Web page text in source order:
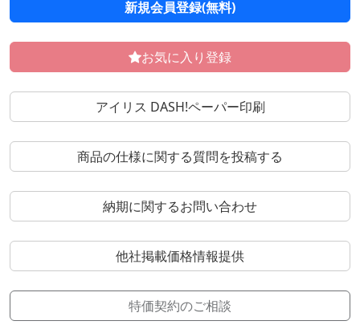
新規会員登録(無料)
お気に入り登録
アイリス DASH!ペーパー印刷
商品の仕様に関する質問を投稿する
納期に関するお問い合わせ
他社掲載価格情報提供
特価契約のご相談